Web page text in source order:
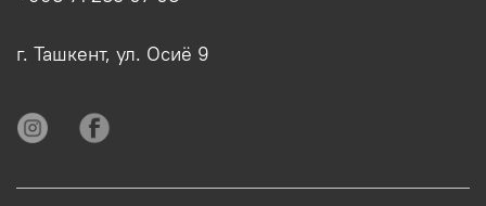
г. Ташкент, ул. Осиё 9